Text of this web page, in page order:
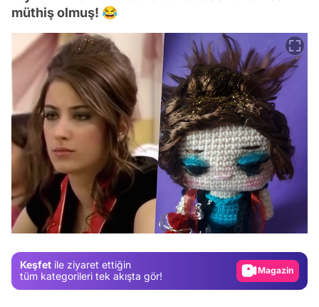
müthiş olmuş! 😂
Keşfet ile ziyaret ettiğin
tüm kategorileri tek akışta gör!
Video
Test
Gündem
Video